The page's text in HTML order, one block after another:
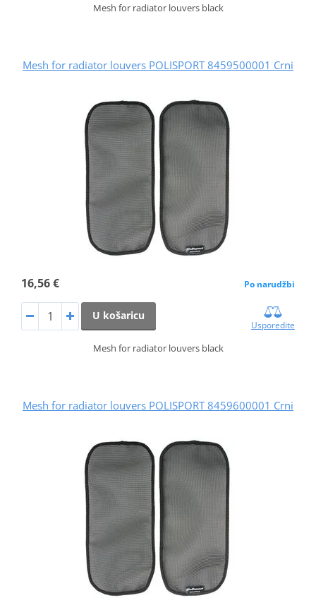
Mesh for radiator louvers black
Mesh for radiator louvers POLISPORT 8459500001 Crni
16,56 € Po narudžbi
U košaricu
Usporedite
Mesh for radiator louvers black
Mesh for radiator louvers POLISPORT 8459600001 Crni